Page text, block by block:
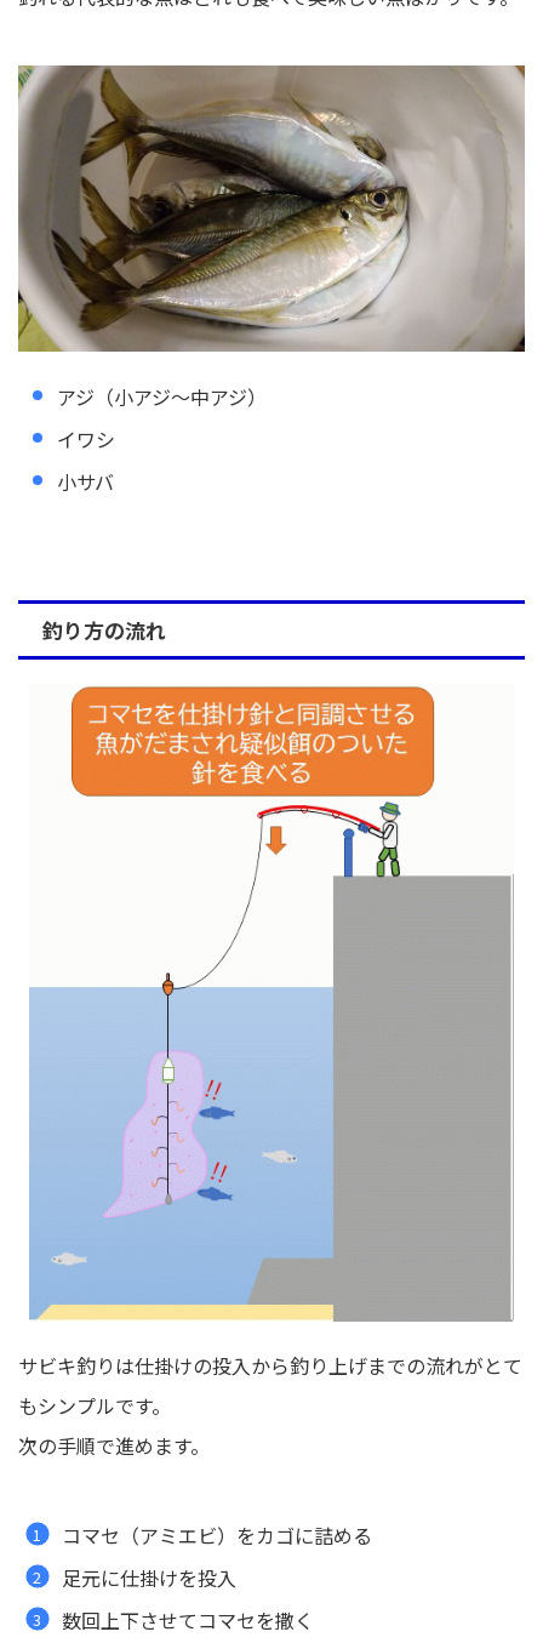
アジ（小アジ〜中アジ）
イワシ
小サバ
釣り方の流れ
サビキ釣りは仕掛けの投入から釣り上げまでの流れがとて
もシンプルです。
次の手順で進めます。
コマセ（アミエビ）をカゴに詰める
足元に仕掛けを投入
数回上下させてコマセを撒く